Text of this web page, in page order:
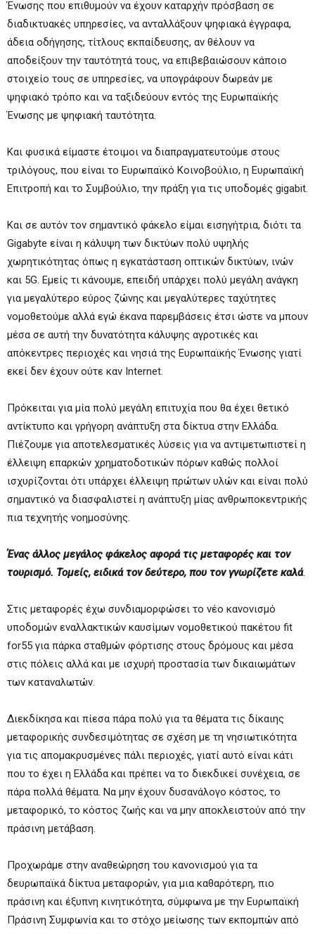
Ένωσης που επιθυμούν να έχουν καταρχήν πρόσβαση σε
διαδικτυακές υπηρεσίες, να ανταλλάξουν ψηφιακά έγγραφα,
άδεια οδήγησης, τίτλους εκπαίδευσης, αν θέλουν να
αποδείξουν την ταυτότητά τους, να επιβεβαιώσουν κάποιο
στοιχείο τους σε υπηρεσίες, να υπογράφουν δωρεάν με
ψηφιακό τρόπο και να ταξιδεύουν εντός της Ευρωπαϊκής
Ένωσης με ψηφιακή ταυτότητα.
Και φυσικά είμαστε έτοιμοι να διαπραγματευτούμε στους
τριλόγους, που είναι το Ευρωπαϊκό Κοινοβούλιο, η Ευρωπαϊκή
Επιτροπή και το Συμβούλιο, την πράξη για τις υποδομές gigabit.
Και σε αυτόν τον σημαντικό φάκελο είμαι εισηγήτρια, διότι τα
Gigabyte είναι η κάλυψη των δικτύων πολύ υψηλής
χωρητικότητας όπως η εγκατάσταση οπτικών δικτύων, ινών
και 5G. Εμείς τι κάνουμε, επειδή υπάρχει πολύ μεγάλη ανάγκη
για μεγαλύτερο εύρος ζώνης και μεγαλύτερες ταχύτητες
νομοθετούμε αλλά εγώ έκανα παρεμβάσεις έτσι ώστε να μπουν
μέσα σε αυτή την δυνατότητα κάλυψης αγροτικές και
απόκεντρες περιοχές και νησιά της Ευρωπαϊκής Ένωσης γιατί
εκεί δεν έχουν ούτε καν Internet.
Πρόκειται για μία πολύ μεγάλη επιτυχία που θα έχει θετικό
αντίκτυπο και γρήγορη ανάπτυξη στα δίκτυα στην Ελλάδα.
Πιέζουμε για αποτελεσματικές λύσεις για να αντιμετωπιστεί η
έλλειψη επαρκών χρηματοδοτικών πόρων καθώς πολλοί
ισχυρίζονται ότι υπάρχει έλλειψη πρώτων υλών και είναι πολύ
σημαντικό να διασφαλιστεί η ανάπτυξη μίας ανθρωποκεντρικής
πια τεχνητής νοημοσύνης.
Ένας άλλος μεγάλος φάκελος αφορά τις μεταφορές και τον
τουρισμό. Τομείς, ειδικά τον δεύτερο, που τον γνωρίζετε καλά.
Στις μεταφορές έχω συνδιαμορφώσει το νέο κανονισμό
υποδομών εναλλακτικών καυσίμων νομοθετικού πακέτου fit
for55 για πάρκα σταθμών φόρτισης στους δρόμους και μέσα
στις πόλεις αλλά και με ισχυρή προστασία των δικαιωμάτων
των καταναλωτών.
Διεκδίκησα και πίεσα πάρα πολύ για τα θέματα τις δίκαιης
μεταφορικής συνδεσιμότητας σε σχέση με τη νησιωτικότητα
για τις απομακρυσμένες πάλι περιοχές, γιατί αυτό είναι κάτι
που το έχει η Ελλάδα και πρέπει να το διεκδικεί συνέχεια, σε
πάρα πολλά θέματα. Να μην έχουν δυσανάλογο κόστος, το
μεταφορικό, το κόστος ζωής και να μην αποκλειστούν από την
πράσινη μετάβαση.
Προχωράμε στην αναθεώρηση του κανονισμού για τα
δευρωπαϊκά δίκτυα μεταφορών, για μια καθαρότερη, πιο
πράσινη και έξυπνη κινητικότητα, σύμφωνα με την Ευρωπαϊκή
Πράσινη Συμφωνία και το στόχο μείωσης των εκπομπών από